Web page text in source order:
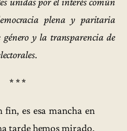
plena y paritaria
y la transparencia de
* * *
fin, es esa mancha en
tarde hemos mirado,